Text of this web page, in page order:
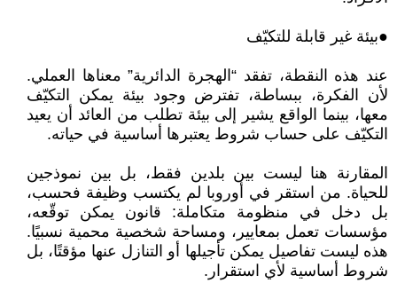
●بيئة غير قابلة للتكيّف
عند هذه النقطة، تفقد “الهجرة الدائرية” معناها العملي.
لأن الفكرة، ببساطة، تفترض وجود بيئة يمكن التكيّف
معها، بينما الواقع يشير إلى بيئة تطلب من العائد أن يعيد
التكيّف على حساب شروط يعتبرها أساسية في حياته.
المقارنة هنا ليست بين بلدين فقط، بل بين نموذجين
للحياة. من استقر في أوروبا لم يكتسب وظيفة فحسب،
بل دخل في منظومة متكاملة: قانون يمكن توقّعه،
مؤسسات تعمل بمعايير، ومساحة شخصية محمية نسبيًا.
هذه ليست تفاصيل يمكن تأجيلها أو التنازل عنها مؤقتًا، بل
شروط أساسية لأي استقرار.